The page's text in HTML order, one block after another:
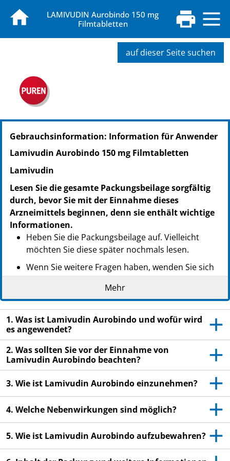
LAMIVUDIN Aurobindo 150 mg
Filmtabletten
auf dieser Seite suchen
PZN: 00139620
PPN: 110013962000
NTIN: 04150001396209
Gebrauchsinformation: Information für Anwender
Lamivudin Aurobindo 150 mg Filmtabletten
Lamivudin
Lesen Sie die gesamte Packungsbeilage sorgfältig
durch, bevor Sie mit der Einnahme dieses
Arzneimittels beginnen, denn sie enthält wichtige
Informationen.
Heben Sie die Packungsbeilage auf. Vielleicht
möchten Sie diese später nochmals lesen.
Wenn Sie weitere Fragen haben, wenden Sie sich
an Ihren Arzt oder Apotheker.
Dieses Arzneimittel wurde Ihnen persönlich
verschrieben. Geben Sie es nicht an Dritte weiter.
Es kann anderen Menschen schaden, auch wenn
diese die gleichen Beschwerden haben wie Sie.
Wenn Sie Nebenwirkungen bemerken, wenden Sie
sich an Ihren Arzt oder Apotheker. Dies gilt auch
Packungsbeilage angegeben sind. Siehe Abschnitt
Mehr
1. Was ist Lamivudin Aurobindo und wofür wird
es angewendet?
2. Was sollten Sie vor der Einnahme von
Lamivudin Aurobindo beachten?
3. Wie ist Lamivudin Aurobindo einzunehmen?
4. Welche Nebenwirkungen sind möglich?
5. Wie ist Lamivudin Aurobindo aufzubewahren?